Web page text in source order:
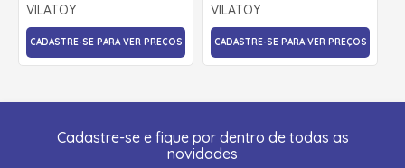
VILATOY
CADASTRE-SE PARA VER PREÇOS
VILATOY
CADASTRE-SE PARA VER PREÇOS
Cadastre-se e fique por dentro de todas as
novidades